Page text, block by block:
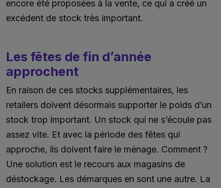
encore été proposées à la vente, ce qui a créé un
excédent de stock très important.
Les fêtes de fin d’année
approchent
En raison de ces stocks supplémentaires, les
retailers doivent désormais supporter le poids d’un
stock trop important. Un stock qui ne s’écoule pas
assez vite. Et avec la période des fêtes qui
approche, ils doivent faire le ménage. Comment ?
Une solution est le recours aux magasins de
déstockage. Les démarques en sont une autre. La